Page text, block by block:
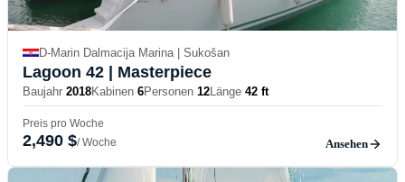
D-Marin Dalmacija Marina | Sukošan
Lagoon 42 | Masterpiece
Baujahr 2018Kabinen 6Personen 12Länge 42 ft
Preis pro Woche
2,490 $/ Woche Ansehen